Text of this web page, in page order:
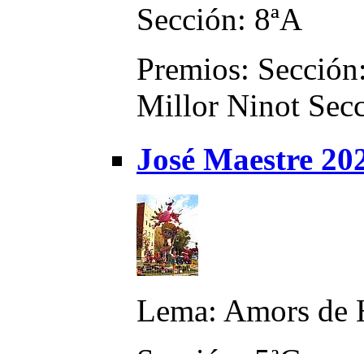
Sección: 8ªA
Premios:
Millor Ninot
José Maestre
Lema: Amors de